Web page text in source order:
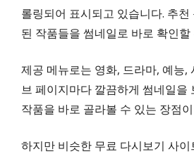
롤링되어 표시되고 있습니다. 추
된 작품들을 썸네일로 바로 확인할
제공 메뉴로는 영화, 드라마, 예능,
브 페이지마다 깔끔하게 썸네일을
작품을 바로 골라볼 수 있는 장점
하지만 비슷한 무료 다시보기 사